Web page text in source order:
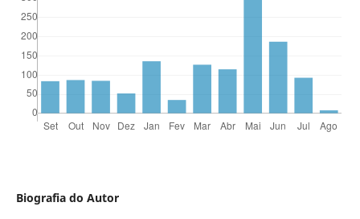
Biografia do Autor